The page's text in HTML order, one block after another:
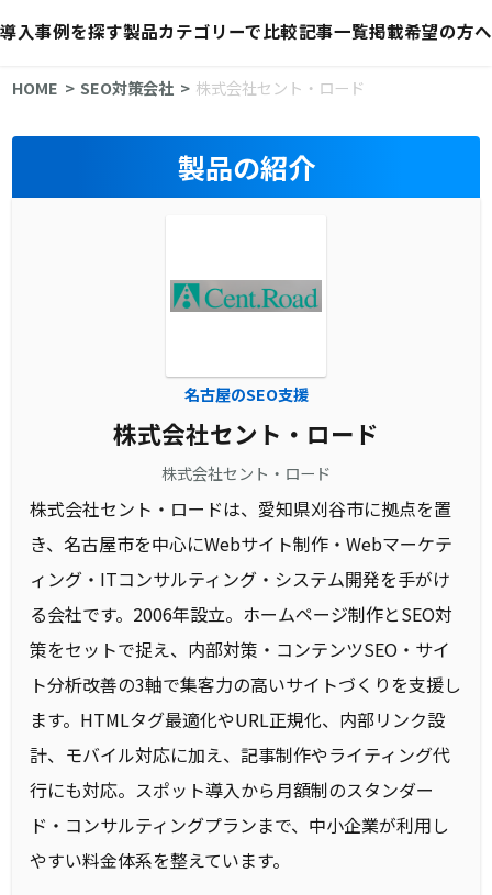
導入事例を探す製品カテゴリーで比較記事一覧掲載希望の方へ
HOME SEO対策会社 株式会社セント・ロード
製品の紹介
名古屋のSEO支援
株式会社セント・ロード
株式会社セント・ロード
株式会社セント・ロードは、愛知県刈谷市に拠点を置
き、名古屋市を中心にWebサイト制作・Webマーケテ
ィング・ITコンサルティング・システム開発を手がけ
る会社です。2006年設立。ホームページ制作とSEO対
策をセットで捉え、内部対策・コンテンツSEO・サイ
ト分析改善の3軸で集客力の高いサイトづくりを支援し
ます。HTMLタグ最適化やURL正規化、内部リンク設
計、モバイル対応に加え、記事制作やライティング代
行にも対応。スポット導入から月額制のスタンダー
ド・コンサルティングプランまで、中小企業が利用し
やすい料金体系を整えています。